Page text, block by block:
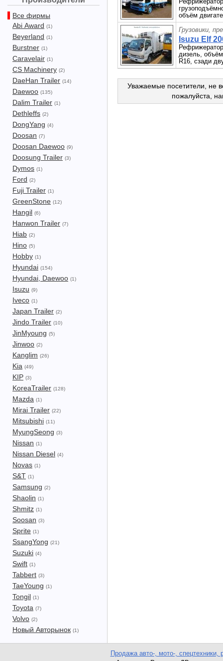
Все фирмы
Abi Award (1)
Beyerland (1)
Burstner (1)
Caravelair (1)
CS Machinery (2)
DaeHan Trailer (14)
Daewoo (135)
Dalim Trailer (1)
Dethleffs (2)
DongYang (4)
Doosan (7)
Doosan Daewoo (9)
Doosung Trailer (3)
Dymos (1)
Ford (2)
Fuji Trailer (1)
GreenStone (12)
Hangil (6)
Hanwon Trailer (7)
Hiab (2)
Hino (5)
Hobby (1)
Hyundai (154)
Hyundai, Daewoo (1)
Isuzu (9)
Iveco (1)
Japan Trailer (2)
Jindo Trailer (10)
JinMyoung (5)
Jinwoo (2)
Kanglim (26)
Kia (49)
KIP (3)
KoreaTrailer (128)
Mazda (1)
Mirai Trailer (22)
Mitsubishi (11)
MyungSeong (3)
Nissan (1)
Nissan Diesel (4)
Novas (1)
S&T (1)
Samsung (2)
Shaolin (1)
Shmitz (1)
Soosan (3)
Sprite (1)
SsangYong (21)
Suzuki (4)
Swift (1)
Tabbert (3)
TaeYoung (1)
Tongil (1)
Toyota (7)
Volvo (2)
Новый Авторынок (1)
объём
Грузовики,
Isuzu Elf
дизель,
R16, сзади
Уважаемые посетители, не
пожалуйста,
Продажа авто-, мото-, спецтехники,